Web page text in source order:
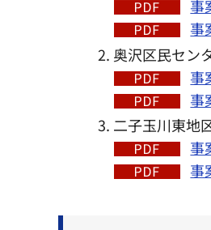
事
事
奥沢区民セン
事
事
二子玉川東地
事
事